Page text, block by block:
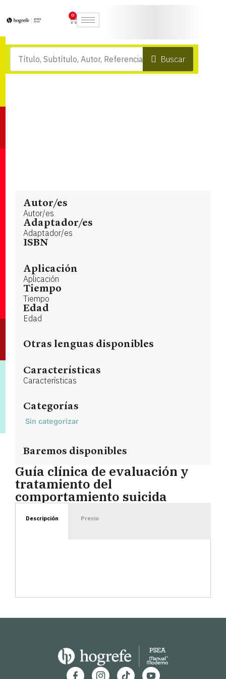
0
Buscar
Autor/es
Autor/es
Adaptador/es
Adaptador/es
ISBN
Aplicación
Aplicación
Tiempo
Tiempo
Edad
Edad
Otras lenguas disponibles
Características
Características
Categorías
Sin categorizar
Baremos disponibles
Guía clínica de evaluación y
tratamiento del
comportamiento suicida
Descripción Precio